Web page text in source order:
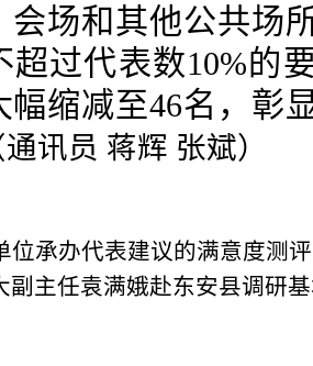
会场和其他公共场
超过代表数10%的
幅缩减至46名，彰
通讯员 蒋辉 张斌）
位承办代表建议的满意度测
副主任袁满娥赴东安县调研